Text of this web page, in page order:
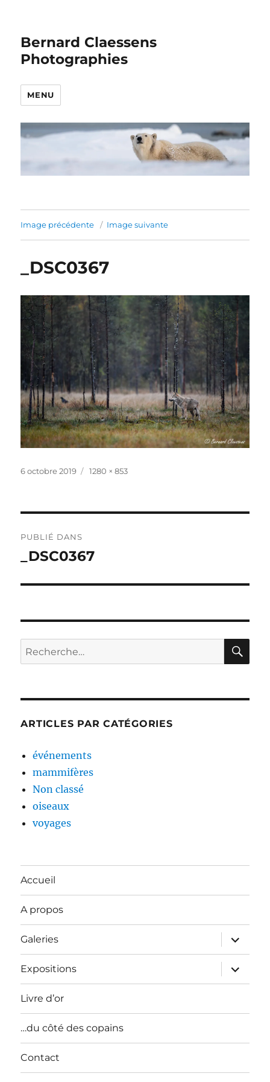
Bernard Claessens
Photographies
MENU
Image précédente Image suivante
_DSC0367
Publié
6 octobre 2019
Taille
1280 × 853
de
PUBLIÉ DANS
_DSC0367
Recherche
pour :
ARTICLES PAR CATÉGORIES
événements
mammifères
Non classé
oiseaux
voyages
Accueil
A propos
Galeries
ouvrir
le
sous-
menu
Expositions
ouvrir
le
sous-
Livre d’or
…du côté des copains
Contact